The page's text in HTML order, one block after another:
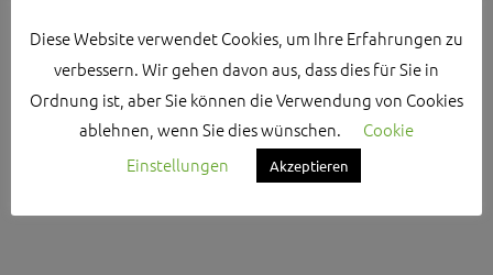
Search Sidebar Widget Area
Please login and add some widgets to this widget area.
Diese Website verwendet Cookies, um Ihre Erfahrungen zu
verbessern. Wir gehen davon aus, dass dies für Sie in
Ordnung ist, aber Sie können die Verwendung von Cookies
ablehnen, wenn Sie dies wünschen.
Cookie
Einstellungen
Akzeptieren